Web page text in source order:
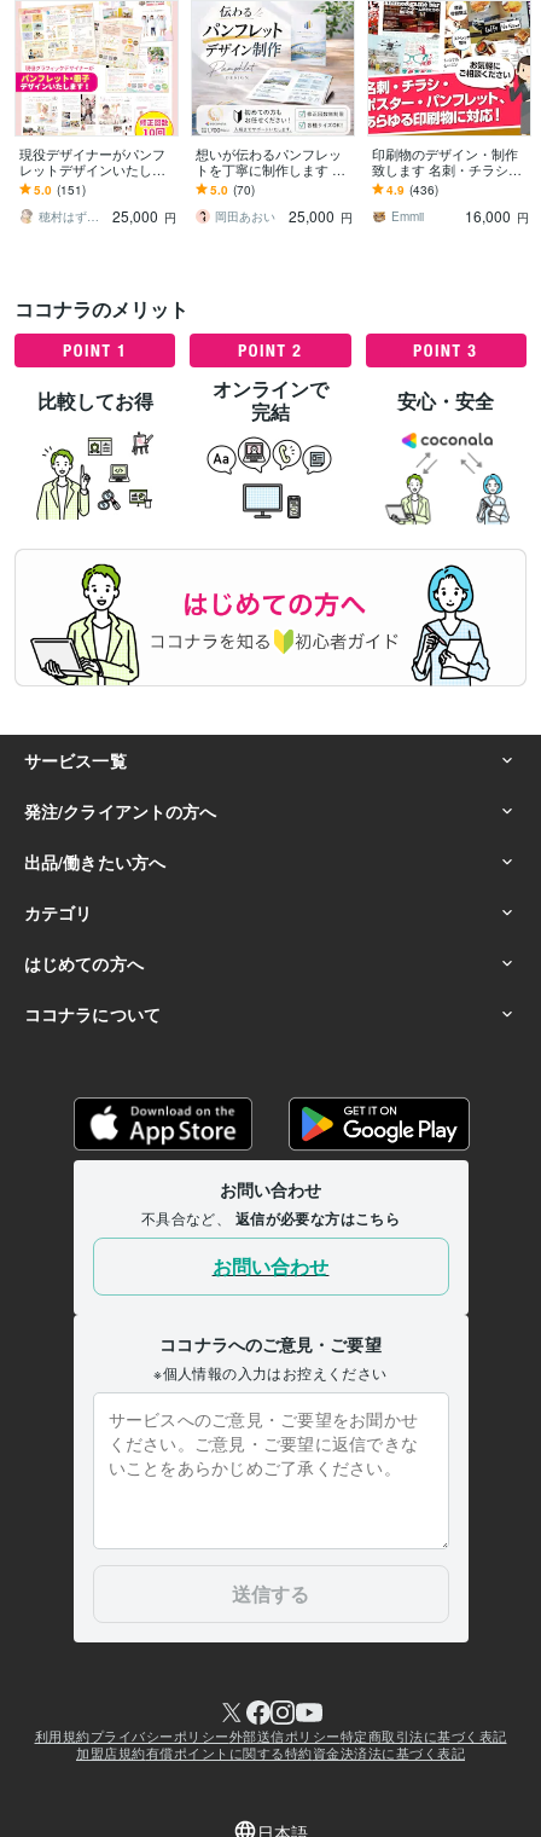
現役デザイナーがパンフ
レットデザインいたしま
す チラシや冊子、広報
誌、カタログなどもお任
せください！
5.0 (151)
穂村はずみ（ホムラハズミ）
25,000 円
想いが伝わるパンフレッ
トを丁寧に制作します チ
ラシ・会社案内・リーフ
レットまで幅広く対応。
お気軽にどうぞ
5.0 (70)
岡田あおい
25,000 円
印刷物のデザイン・制作
致します 名刺・チラシ・
ポスター・パンフレッ
ト、あらゆる印刷物に対
応
4.9 (436)
Emmii
16,000 円
ココナラのメリット
比較してお得
オンラインで
完結
安心・安全